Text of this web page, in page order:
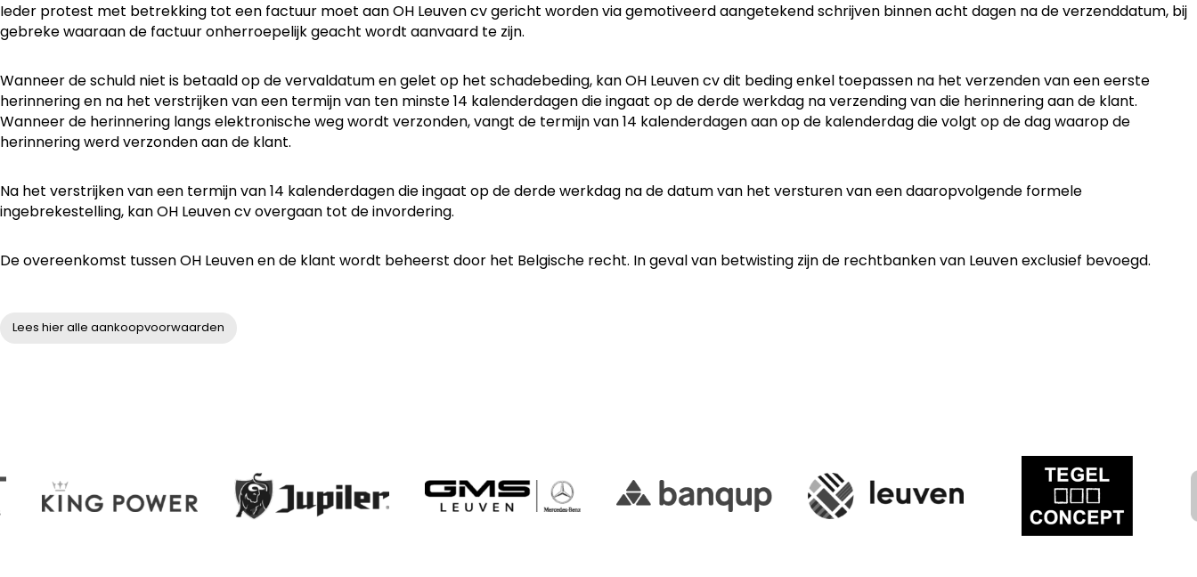
Ieder protest met betrekking tot een factuur moet aan OH Leuven cv gericht worden via gemotiveerd aangetekend schrijven binnen acht dagen na de verzenddatum, bij
gebreke waaraan de factuur onherroepelijk geacht wordt aanvaard te zijn.
Wanneer de schuld niet is betaald op de vervaldatum en gelet op het schadebeding, kan OH Leuven cv dit beding enkel toepassen na het verzenden van een eerste
herinnering en na het verstrijken van een termijn van ten minste 14 kalenderdagen die ingaat op de derde werkdag na verzending van die herinnering aan de klant.
Wanneer de herinnering langs elektronische weg wordt verzonden, vangt de termijn van 14 kalenderdagen aan op de kalenderdag die volgt op de dag waarop de
herinnering werd verzonden aan de klant.
Na het verstrijken van een termijn van 14 kalenderdagen die ingaat op de derde werkdag na de datum van het versturen van een daaropvolgende formele
ingebrekestelling, kan OH Leuven cv overgaan tot de invordering.
De overeenkomst tussen OH Leuven en de klant wordt beheerst door het Belgische recht. In geval van betwisting zijn de rechtbanken van Leuven exclusief bevoegd.
Lees hier alle aankoopvoorwaarden